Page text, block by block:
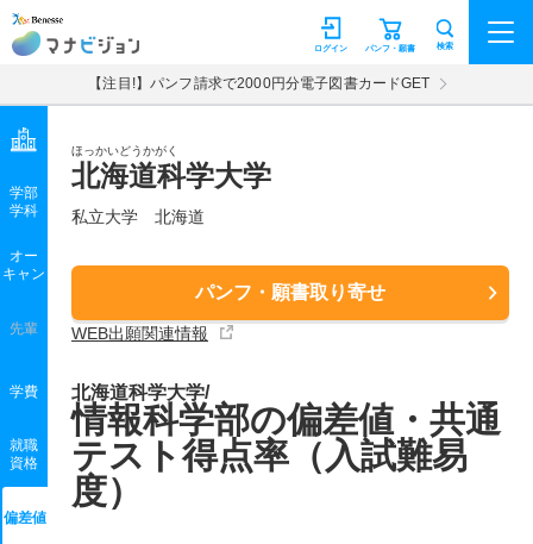
マナビジョン パンフ・願書
ログイン 検索
【注目!】パンフ請求で2000円分電子図書カードGET
ほっかいどうかがく
北海道科学大学
私立大学 北海道
パンフ・願書取り寄せ
WEB出願関連情報
学部
学科
オー
キャン
先輩
学費
就職
資格
偏差値
北海道科学大学/
情報科学部の偏差値・共通
テスト得点率（入試難易
度）